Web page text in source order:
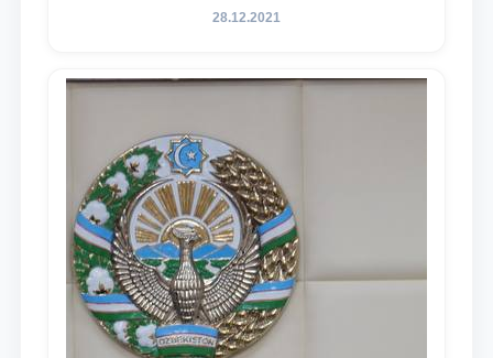
содержания задач, определённых в
Мажлису и народу Узбекистана
28.12.2021